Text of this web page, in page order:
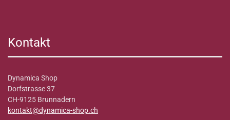
Kontakt
Dynamica Shop
Dorfstrasse 37
CH-9125 Brunnadern
kontakt@dynamica-shop.ch